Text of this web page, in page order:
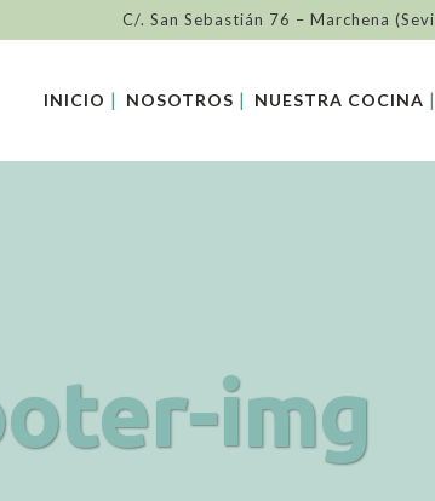
C/. San Sebastián 76 – Marchena
INICIO NOSOTROS NUESTRA COCINA
img